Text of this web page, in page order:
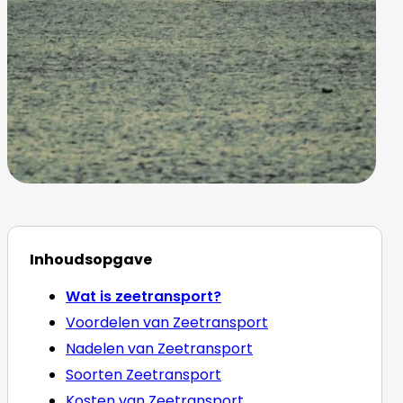
Inhoudsopgave
Wat is zeetransport?
Voordelen van Zeetransport
Nadelen van Zeetransport
Soorten Zeetransport